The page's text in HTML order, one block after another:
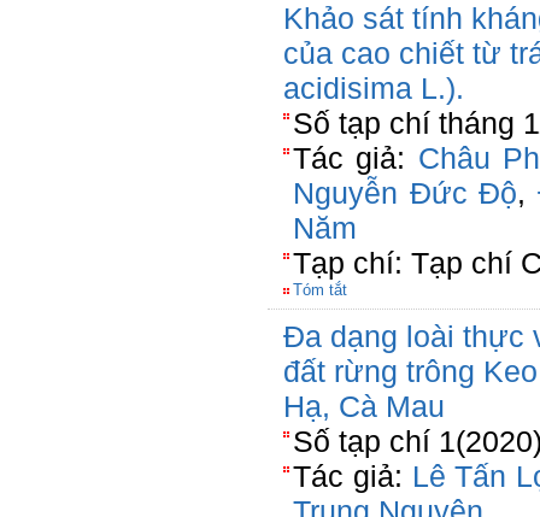
Khảo sát tính
của cao chiết từ
acidisima L.).
Số tạp chí tháng
Tác giả: Châu
Nguyễn Đức Độ,
Năm
Tạp chí: Tạp chí
Tóm tắt
Đa dạng loài thực
đất rừng trông
Hạ, Cà Mau
Số tạp chí
Tác giả: Lê Tấn